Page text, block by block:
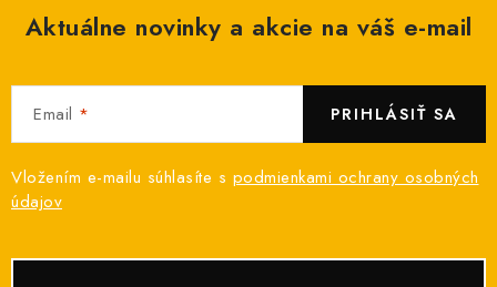
Aktuálne novinky a akcie na váš e-mail
Email
Vložením e-mailu súhlasíte s podmienkami ochrany osobných
údajov
PRIHLÁSIŤ SA